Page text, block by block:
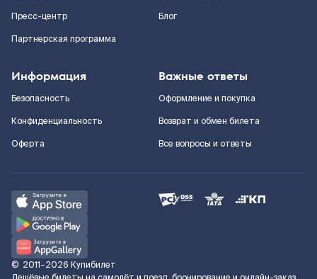
Пресс-центр
Партнерская программа
Блог
Информация
Безопасность
Конфиденциальность
Оферта
Важные ответы
Оформление и покупка
Возврат и обмен билета
Все вопросы и ответы
© 2011–2026 Купибилет